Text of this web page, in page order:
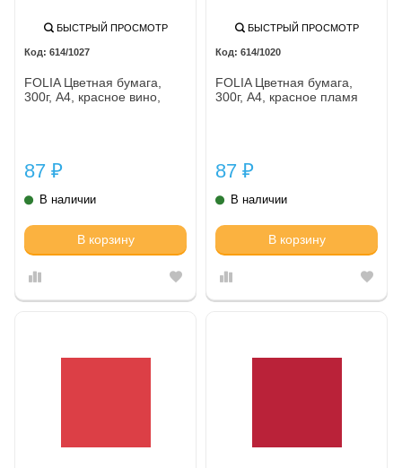
БЫСТРЫЙ ПРОСМОТР
614/1027
FOLIA Цветная бумага,
300г, A4, красное вино,
87 ₽
В наличии
В корзину
БЫСТРЫЙ ПРОСМОТР
614/1020
FOLIA Цветная бумага,
300г, A4, красное пламя
87 ₽
В наличии
В корзину